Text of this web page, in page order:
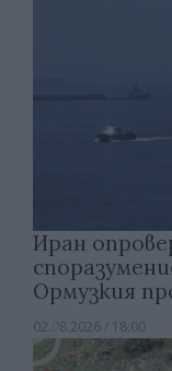
Иран
Ормузкия
02.08.2026 / 18:00